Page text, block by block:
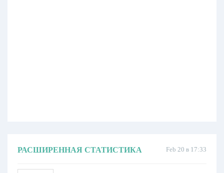
Feb 20 в 17:33
РАСШИРЕННАЯ СТАТИСТИКА